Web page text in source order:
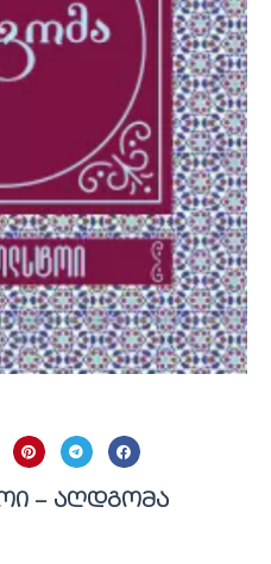
– აღდგომა